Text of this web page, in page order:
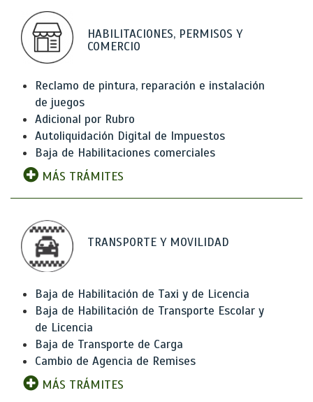
HABILITACIONES, PERMISOS Y
COMERCIO
Reclamo de pintura, reparación e instalación
de juegos
Adicional por Rubro
Autoliquidación Digital de Impuestos
Baja de Habilitaciones comerciales
MÁS TRÁMITES
TRANSPORTE Y MOVILIDAD
Baja de Habilitación de Taxi y de Licencia
Baja de Habilitación de Transporte Escolar y
de Licencia
Baja de Transporte de Carga
Cambio de Agencia de Remises
MÁS TRÁMITES